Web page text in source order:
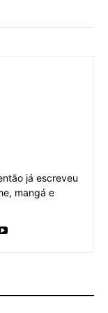
já escreveu
mangá e